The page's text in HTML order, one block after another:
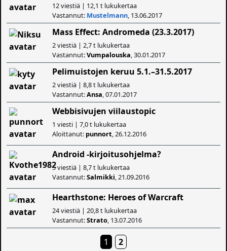
12 viestiä | 12,1 t lukukertaa
Vastannut: Mustelmann , 13.06.2017
Mass Effect: Andromeda (23.3.2017)
2 viestiä | 2,7 t lukukertaa
Vastannut:Vumpalouska , 30.01.2017
Pelimuistojen keruu 5.1.–31.5.2017
2 viestiä | 8,8 t lukukertaa
Vastannut:Ansa , 07.01.2017
Webbisivujen viilaustopic
1 viesti | 7,0 t lukukertaa
Aloittanut: punnort , 26.12.2016
Android -kirjoitusohjelma?
5 viestiä | 8,7 t lukukertaa
Vastannut:Salmikki , 21.09.2016
Hearthstone: Heroes of Warcraft
24 viestiä | 20,8 t lukukertaa
Vastannut:Strato , 13.07.2016
1 2